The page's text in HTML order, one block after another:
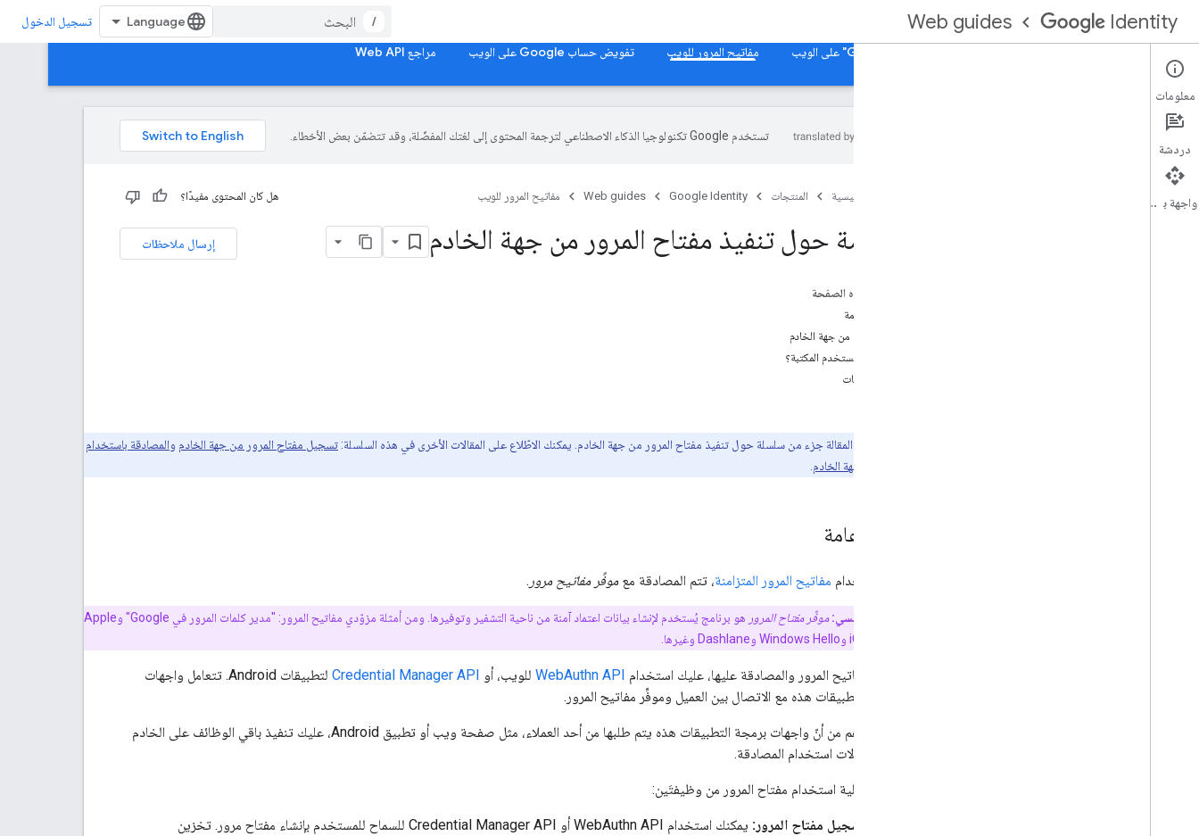
Identity
Web guides
/ تسجيل الدخول
مفاتيح المرور للويب تفويض حساب Google على الويب مراجع Web API
مقدمة عن المعالجة من جهة الخادم
مقدّمة حول تنفيذ مفتاح المرور من جهة الخادم
تستخدم Google تكنولوجيا الذكاء الاصطناعي لترجمة المحتوى إلى لغتك المفضّلة، وقد تتضمّن بعض الأخطاء.
الصفحة الرئيسية المنتجات Google Identity
Web guides مفاتيح المرور للويب هل كان المحتوى مفيدًا؟
إرسال ملاحظات مقدّمة حول تنفيذ مفتاح المرور من جهة الخادم
على هذه الصفحة
نظرة عامة
المكتبات من جهة الخادم
لماذا تستخدم المكتبة؟
المكتبات
هذه المقالة جزء من سلسلة حول تنفيذ مفتاح المرور من جهة الخادم. يمكنك الاطّلاع على المقالات الأخرى في هذه السلسلة: تسجيل مفتاح المرور من جهة الخادم والمصادقة باستخدام
مفتاح المرور من جهة الخادم
نظرة عامة
عند استخدام مفاتيح المرور المتزامنة، تتم المصادقة مع موفِّر مفاتيح مرور .
المصطلح الرئيسي: موفِّر مفتاح المرور
هو برنامج يُستخدم لإنشاء بيانات اعتماد آمنة من ناحية التشفير وتوفيرها. ومن أمثلة مزوّدي مفاتيح المرور: "مدير كلمات المرور في Google" وApple
iCloud Keychain وWindows Hello وDashlane وغيرها.
لإنشاء مفاتيح المرور والمصادقة عليها، عليك استخدام WebAuthn API للويب، أو Credential Manager API
لتطبيقات Android. تتعامل واجهات
برمجة التطبيقات هذه مع الاتصال بين العميل وموفِّر مفاتيح المرور.
وعلى الرغم من أنّ واجهات برمجة التطبيقات هذه يتم طلبها من أحد العملاء، مثل صفحة ويب أو تطبيق Android، عليك تنفيذ باقي الوظائف على الخادم
لإكمال حالات استخدام المصادقة.
تتألف عملية استخدام مفتاح المرور من وظيفتَين:
تسجيل مفتاح المرور:
يمكنك استخدام WebAuthn API أو Credential Manager API للسماح للمستخدم بإنشاء مفتاح مرور. تخزين
معلومات
دردشة
واجهة برمجة التطبيقات